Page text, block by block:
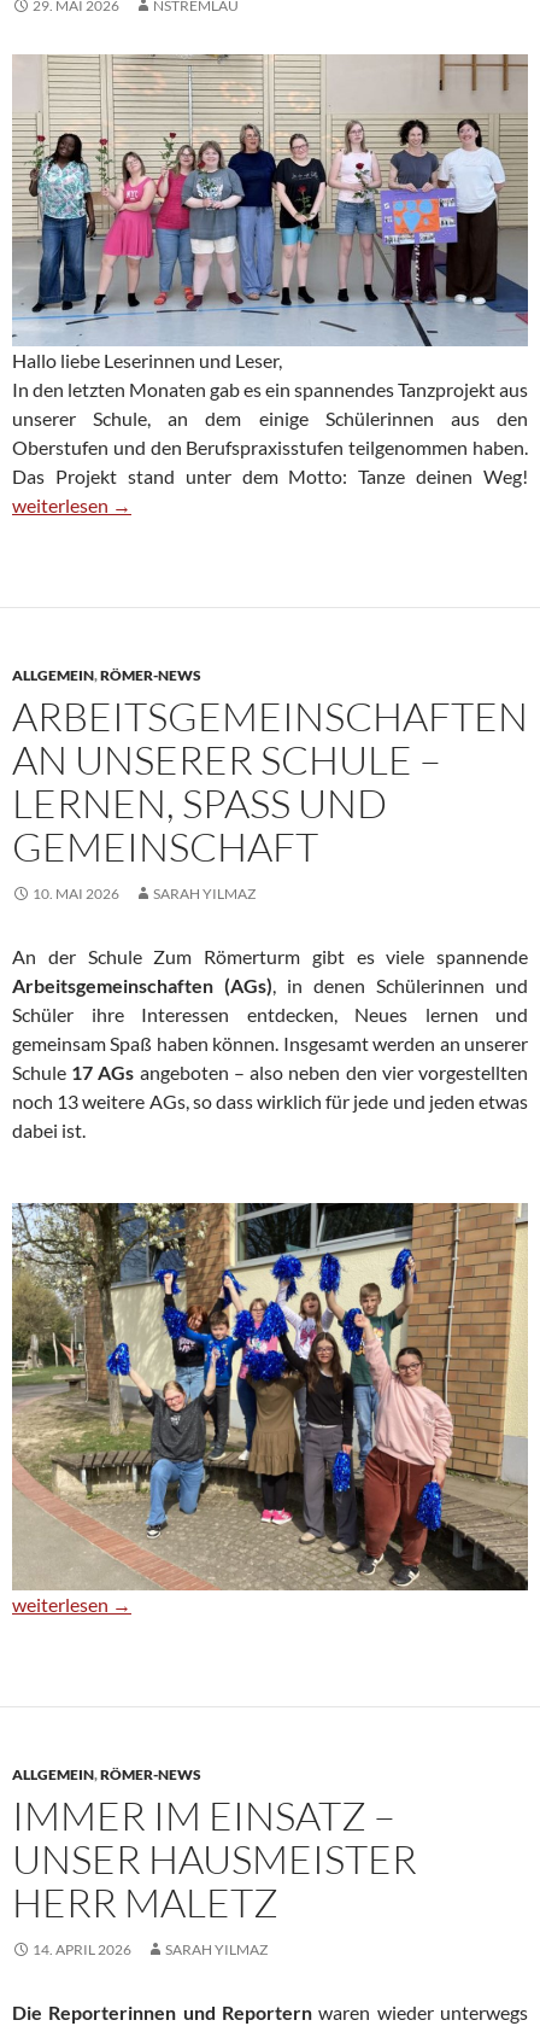
29. MAI 2026 NSTREMLAU
Hallo liebe Leserinnen und Leser,
In den letzten Monaten gab es ein spannendes Tanzprojekt aus
unserer Schule, an dem einige Schülerinnen aus den
Oberstufen und den Berufspraxisstufen teilgenommen haben.
Das Projekt stand unter dem Motto: Tanze deinen Weg!
Tanzprojekt der Ober- und Berufspraxisstufen
weiterlesen →
ALLGEMEIN,RÖMER-NEWS
ARBEITSGEMEINSCHAFTEN
AN UNSERER SCHULE –
LERNEN, SPASS UND G
EMEINSCHAFT
10. MAI 2026 SARAH YILMAZ
An der Schule Zum Römerturm gibt es viele spannende
Arbeitsgemeinschaften (AGs), in denen Schülerinnen und
Schüler ihre Interessen entdecken, Neues lernen und
gemeinsam Spaß haben können. Insgesamt werden an unserer
Schule 17 AGs angeboten – also neben den vier vorgestellten
noch 13 weitere AGs, so dass wirklich für jede und jeden etwas
dabei ist.
Arbeitsgemeinschaften an unserer Schule – Lernen, Spaß und
weiterlesen →
ALLGEMEIN,RÖMER-NEWS
IMMER IM EINSATZ –
UNSER HAUSMEISTER
HERR MALETZ
14. APRIL 2026 SARAH YILMAZ
Die Reporterinnen und Reportern waren wieder unterwegs